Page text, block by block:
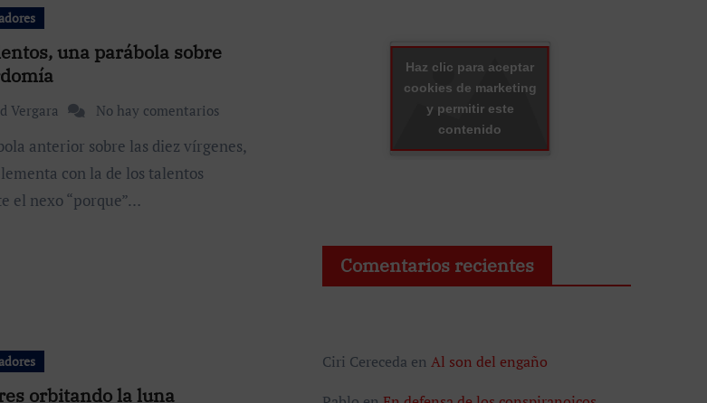
una parábola sobre
Vergara No hay comentarios
con la de los talentos
el nexo “porque”…
orbitando la luna
Haz clic para aceptar
cookies de marketing
y permitir este
contenido
Comentarios recientes
Ciri Cereceda en Al son del engaño